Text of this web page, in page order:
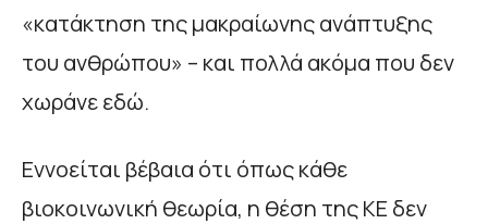
«κατάκτηση της μακραίωνης ανάπτυξης
του ανθρώπου» – και πολλά ακόμα που δεν
χωράνε εδώ.
Εννοείται βέβαια ότι όπως κάθε
βιοκοινωνική θεωρία, η θέση της ΚΕ δεν